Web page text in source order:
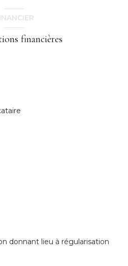
financières
donnant lieu à régularisation